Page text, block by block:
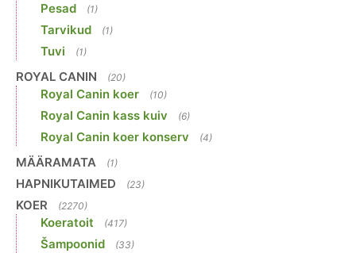
Pesad (1)
Tarvikud (1)
Tuvi (1)
ROYAL CANIN (20)
Royal Canin koer (10)
Royal Canin kass kuiv (6)
Royal Canin koer konserv (4)
MÄÄRAMATA (1)
HAPNIKUTAIMED (23)
KOER (2270)
Koeratoit (417)
Šampoonid (33)